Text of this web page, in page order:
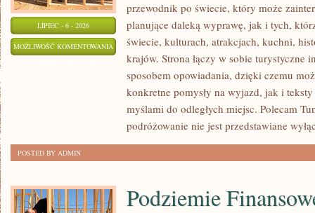
LIPIEC - 6 - 2026
MOŻLIWOŚĆ KOMENTOWANIA UKRAINA
przewodnik po świecie, który może
planujące daleką wyprawę, jak i tych,
świecie, kulturach, atrakcjach, kuchni,
krajów. Strona łączy w sobie turystyczne
sposobem opowiadania, dzięki czemu
konkretne pomysły na wyjazd, jak i
myślami do odległych miejsc. Polecam
podróżowanie nie jest przedstawiane
POSTED BY ADMIN
Podziemie